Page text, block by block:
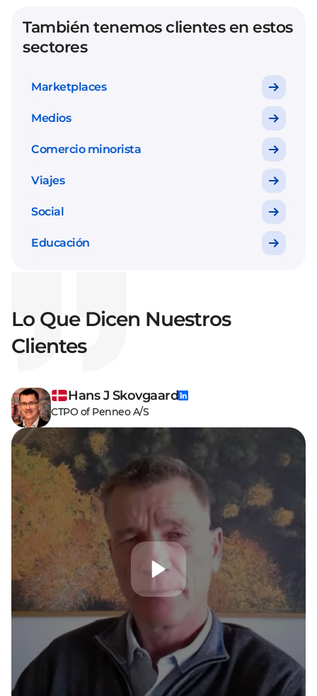
También tenemos clientes en estos
sectores
Marketplaces
Medios
Comercio minorista
Viajes
Social
Educación
Lo Que Dicen Nuestros
Clientes
Hans J Skovgaard
CTPO of Penneo A/S